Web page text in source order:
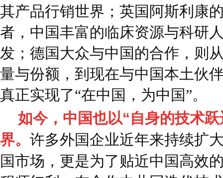
其产品行销世界；英国阿斯利康
者，中国丰富的临床资源与科研
发；德国大众与中国的合作，则
量与份额，到现在与中国本土伙
真正实现了“在中国，为中国”。
如今，中国也以“自身的技术
界。 许多外国企业近年来持续扩
国市场，更是为了贴近中国高效